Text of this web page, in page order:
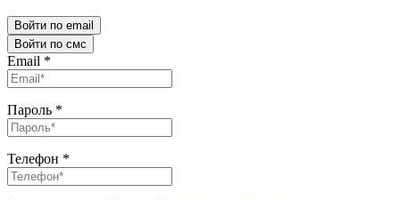
Войти по email
Войти по смс
Email *
Пароль *
Телефон *